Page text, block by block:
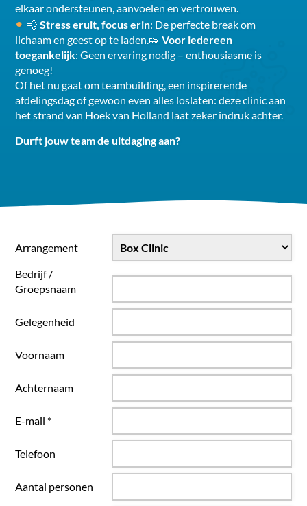
elkaar ondersteunen, aanvoelen en vertrouwen.
💨 Stress eruit, focus erin: De perfecte break om
lichaam en geest op te laden.👟 Voor iedereen
toegankelijk: Geen ervaring nodig – enthousiasme is
genoeg!
Of het nu gaat om teambuilding, een inspirerende
afdelingsdag of gewoon even alles loslaten: deze clinic aan
het strand van Hoek van Holland laat zeker indruk achter.
Durft jouw team de uitdaging aan?
Arrangement
Bedrijf /
Groepsnaam
Gelegenheid
Voornaam
Achternaam
E-mail *
Telefoon
Aantal personen